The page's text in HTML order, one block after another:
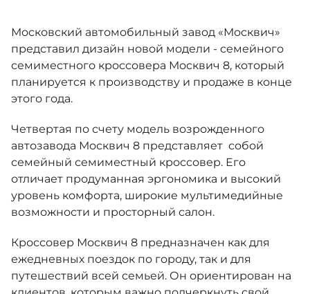
от 2 237 000 ₽*
Кроссовер, создающий равные
возможности
от 2 069 000 ₽*
Москвич 8
Практичный семиместный
от 3 125 000 ₽*
Кредитные программы
Спецпредложения
Калькулятор трейд-ин
Страховые программы
Моторное масло
СЕРВИСНЫЕ АКЦИИ
АКСЕССУАРЫ
КОНТАКТЫ
Московский автомобильный завод «Москвич»
представил дизайн новой модели - семейного
семиместного кроссовера Москвич 8, который
планируется к производству и продаже в конце
этого года.
Четвертая по счету модель возрожденного
автозавода Москвич 8 представляет собой
семейный семиместный кроссовер. Его
отличает продуманная эргономика и высокий
уровень комфорта, широкие мультимедийные
возможности и просторный салон.
Кроссовер Москвич 8 предназначен как для
ежедневных поездок по городу, так и для
путешествий всей семьей. Он ориентирован на